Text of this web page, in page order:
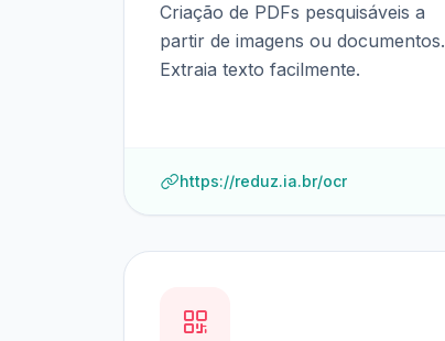
Criação de PDFs pesquisáveis a
partir de imagens ou documentos.
Extraia texto facilmente.
https://reduz.ia.br/ocr